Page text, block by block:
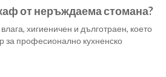
от неръждаема стомана?
хигиеничен и дълготраен, което
за професионално кухненско